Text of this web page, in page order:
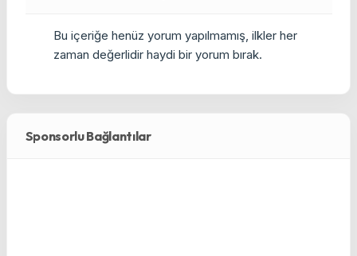
Bu içeriğe henüz yorum yapılmamış, ilkler her
zaman değerlidir haydi bir yorum bırak.
Sponsorlu Bağlantılar